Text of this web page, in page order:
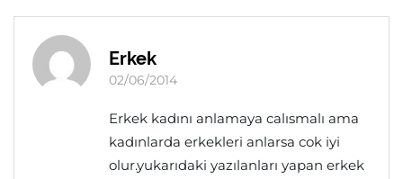
Erkek
02/06/2014
Erkek kadını anlamaya calısmalı ama
kadınlarda erkekleri anlarsa cok iyi
olur.yukarıdaki yazılanları yapan erkek